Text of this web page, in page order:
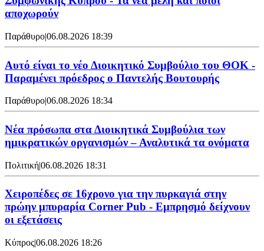
αποχωρούν
Παράθυρο|06.08.2026 18:39
Αυτό είναι το νέο Διοικητικό Συμβούλιο του ΘΟΚ -
Παραμένει πρόεδρος ο Παντελής Βουτουρής
Παράθυρο|06.08.2026 18:34
Νέα πρόσωπα στα Διοικητικά Συμβούλια των
ημικρατικών οργανισμών – Αναλυτικά τα ονόματα
Πολιτική|06.08.2026 18:31
Χειροπέδες σε 16χρονο για την πυρκαγιά στην
πρώην μπυραρία Corner Pub - Εμπρησμό δείχνουν
οι εξετάσεις
Κύπρος|06.08.2026 18:26